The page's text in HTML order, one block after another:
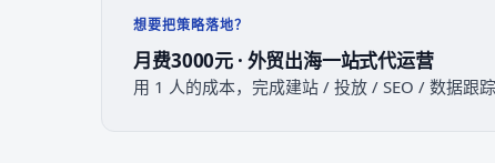
想要把策略落地？
月费3000元 · 外贸出海一站式代运营
用 1 人的成本，完成建站 / 投放 / SEO / 数据跟